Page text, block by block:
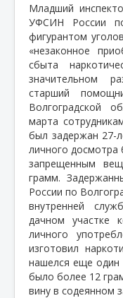
Младший
УФСИН России
фигурантом
«незаконное
сбыта
значительном
старший
Волгоградской
марта
был задержан 27-
личного
запрещенным
грамм.
России по
внутренней
дачном участке
личного
изготовил
нашелся еще один
было более 12
вину в содеянном